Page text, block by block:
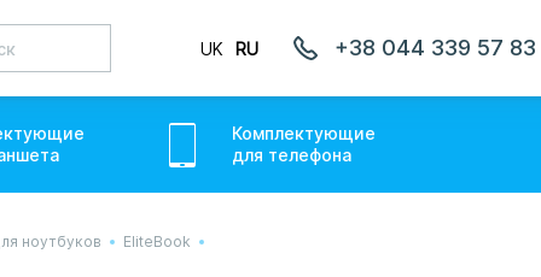
UK RU +38 044 339 57 83
а
Комплектующие
для телефона
ноутбуков EliteBook